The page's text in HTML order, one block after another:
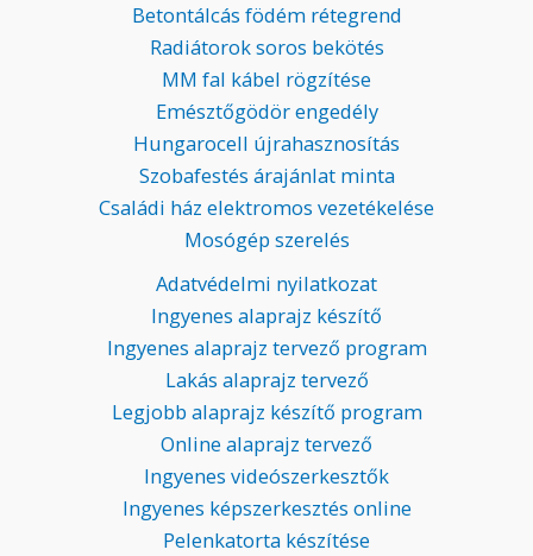
Betontálcás födém rétegrend
Radiátorok soros bekötés
MM fal kábel rögzítése
Emésztőgödör engedély
Hungarocell újrahasznosítás
Szobafestés árajánlat minta
Családi ház elektromos vezetékelése
Mosógép szerelés
Adatvédelmi nyilatkozat
Ingyenes alaprajz készítő
Ingyenes alaprajz tervező program
Lakás alaprajz tervező
Legjobb alaprajz készítő program
Online alaprajz tervező
Ingyenes videószerkesztők
Ingyenes képszerkesztés online
Pelenkatorta készítése